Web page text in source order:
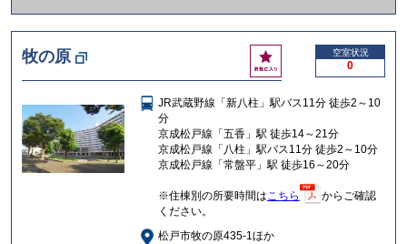
か
け
る
牧の原
お
気
入
空室状況
0
JR武蔵野線「新八柱」駅バス11分 徒歩2～10
分
京成松戸線「五香」駅 徒歩14～21分
京成松戸線「八柱」駅バス11分 徒歩2～10分
京成松戸線「常盤平」駅 徒歩16～20分
※住棟別の所要時間はこちら
からご確認
ください。
松戸市牧の原435-1ほか